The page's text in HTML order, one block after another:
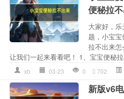
便秘拉不
大家好，
题，小宝
拉不出来
让我们一起来看看吧！ 1、宝宝便秘
xb 03-23 0 702
新版v6